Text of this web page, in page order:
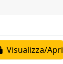
Visualizza/Apri